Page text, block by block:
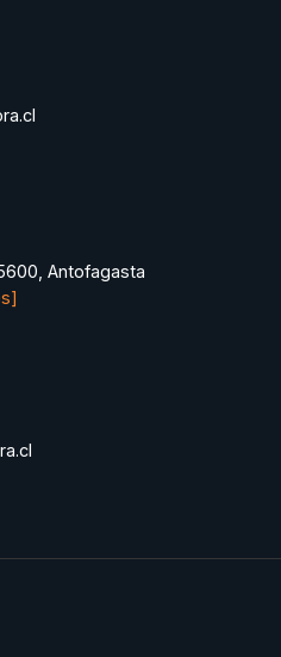
Antofagasta